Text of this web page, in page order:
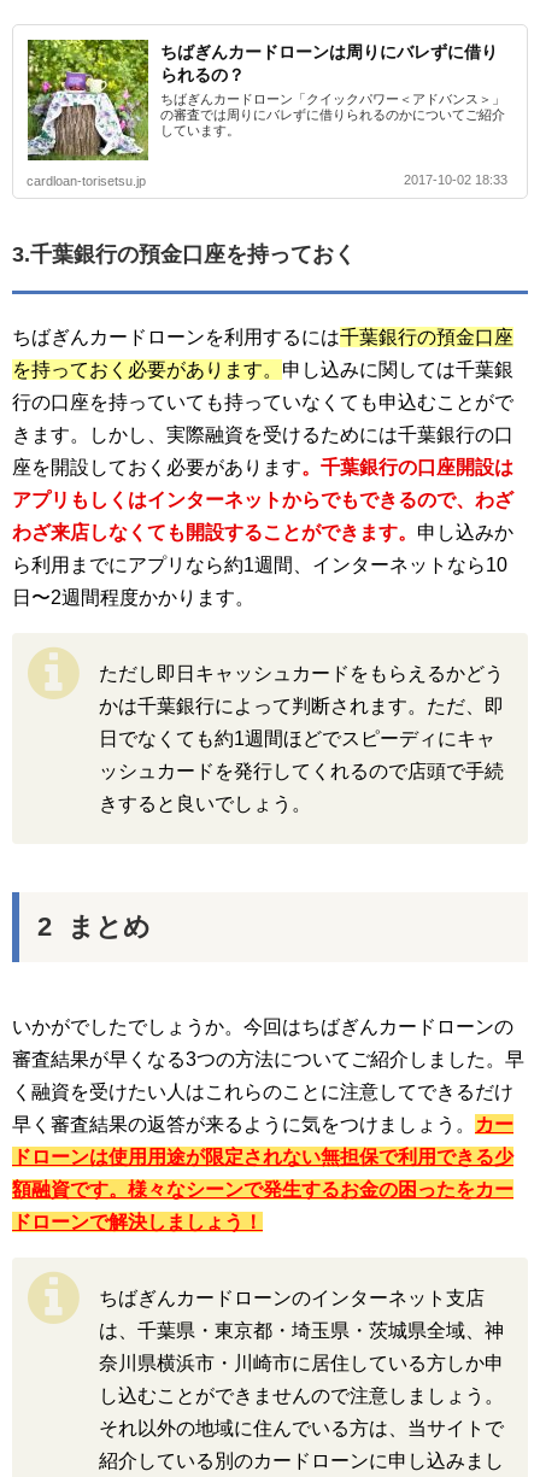
ちばぎんカードローンは周りにバレずに借り
られるの？
ちばぎんカードローン「クイックパワー＜アドバンス＞」
の審査では周りにバレずに借りられるのかについてご紹介
しています。
cardloan-torisetsu.jp 2017-10-02 18:33
3.千葉銀行の預金口座を持っておく
ちばぎんカードローンを利用するには千葉銀行の預金口座
を持っておく必要があります。 申し込みに関しては千葉銀
行の口座を持っていても持っていなくても申込むことがで
きます。しかし、実際融資を受けるためには千葉銀行の口
座を開設しておく必要があります。千葉銀行の口座開設は
アプリもしくはインターネットからでもできるので、わざ
わざ来店しなくても開設することができます。 申し込みか
ら利用までにアプリなら約1週間、インターネットなら10
日〜2週間程度かかります。
ただし即日キャッシュカードをもらえるかどう
かは千葉銀行によって判断されます。ただ、即
日でなくても約1週間ほどでスピーディにキャ
ッシュカードを発行してくれるので店頭で手続
きすると良いでしょう。
まとめ
いかがでしたでしょうか。今回はちばぎんカードローンの
審査結果が早くなる3つの方法についてご紹介しました。早
く融資を受けたい人はこれらのことに注意してできるだけ
早く審査結果の返答が来るように気をつけましょう。
カー
ドローンは使用用途が限定されない無担保で利用できる少
額融資です。様々なシーンで発生するお金の困ったをカー
ドローンで解決しましょう！
ちばぎんカードローンのインターネット支店
は、千葉県・東京都・埼玉県・茨城県全域、神
奈川県横浜市・川崎市に居住している方しか申
し込むことができませんので注意しましょう。
それ以外の地域に住んでいる方は、当サイトで
紹介している別のカードローンに申し込みまし